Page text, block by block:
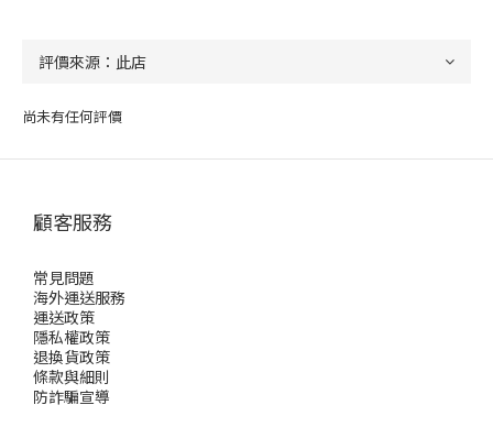
尚未有任何評價
顧客服務
常見問題
海外運送服務
運送政策
隱私權政策
退換貨政策
條款與細則
防詐騙宣導